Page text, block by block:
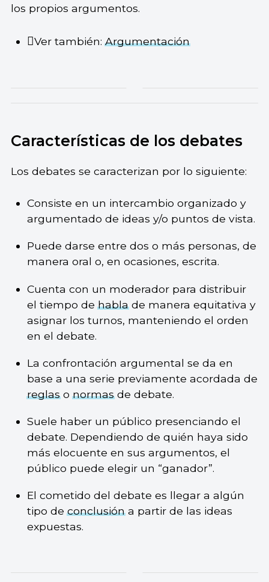
los propios argumentos.
Ver también:Argumentación
Características de los debates
Los debates se caracterizan por lo siguiente:
Consiste en un intercambio organizado y
argumentado de ideas y/o puntos de vista.
Puede darse entre dos o más personas, de
manera oral o, en ocasiones, escrita.
Cuenta con un moderador para distribuir
el tiempo dehablade manera equitativa y
asignar los turnos, manteniendo el orden
en el debate.
La confrontación argumental se da en
base a una serie previamente acordada de
reglasonormasde debate.
Suele haber un público presenciando el
debate. Dependiendo de quién haya sido
más elocuente en sus argumentos, el
público puede elegir un “ganador”.
El cometido del debate es llegar a algún
tipo deconclusióna partir de las ideas
expuestas.